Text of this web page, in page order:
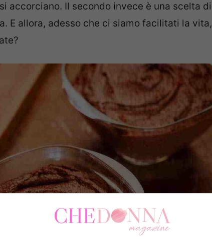
accorciano. Il secondo invece è una scelta di
E allora, adesso che ci siamo facilitati la vita,